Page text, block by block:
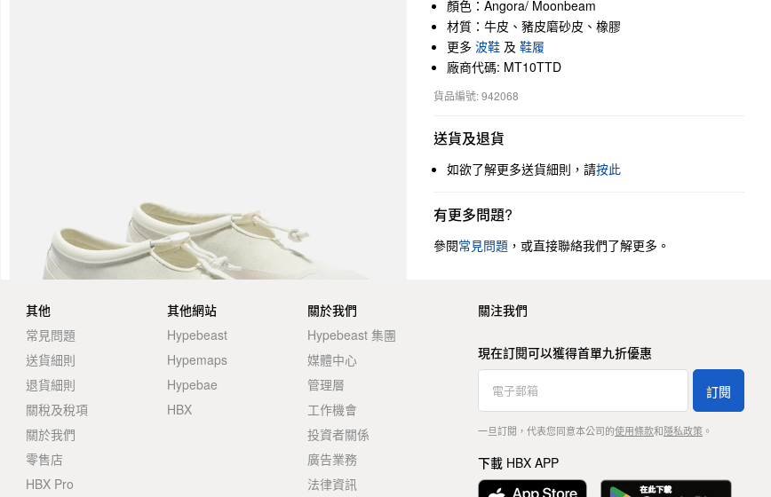
顏色：Angora/ Moonbeam
材質：牛皮、豬皮磨砂皮、橡膠
更多 波鞋 及 鞋履
廠商代碼: MT10TTD
貨品編號: 942068
送貨及退貨
如欲了解更多送貨細則，請按此
有更多問題?
參閱常見問題 ，或直接聯絡我們了解更多。
其他
常見問題
送貨細則
退貨細則
關稅及稅項
關於我們
零售店
HBX Pro
其他網站
Hypebeast
Hypemaps
Hypebae
HBX
關於我們
Hypebeast 集團
媒體中心
管理層
工作機會
投資者關係
廣告業務
法律資訊
關注我們
現在訂閱可以獲得首單九折優惠
訂閱
一旦訂閱，代表您同意本公司的使用條款和隱私政策。
下載 HBX APP